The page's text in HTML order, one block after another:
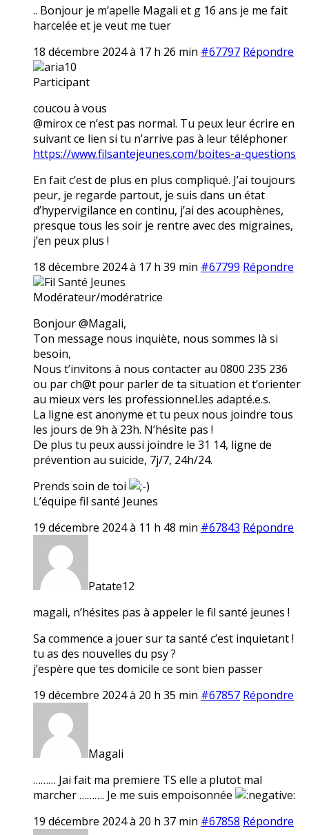
.. Bonjour je m’apelle Magali et g 16 ans je me fait
harcelée et je veut me tuer
18 décembre 2024 à 17 h 26 min #67797 Répondre
aria10
Participant
coucou à vous
@mirox ce n’est pas normal. Tu peux leur écrire en
suivant ce lien si tu n’arrive pas à leur téléphoner
https://www.filsantejeunes.com/boites-a-questions
En fait c’est de plus en plus compliqué. J’ai toujours
peur, je regarde partout, je suis dans un état
d’hypervigilance en continu, j’ai des acouphènes,
presque tous les soir je rentre avec des migraines,
j’en peux plus !
18 décembre 2024 à 17 h 39 min #67799 Répondre
Fil Santé Jeunes
Modérateur/modératrice
Bonjour @Magali,
Ton message nous inquiète, nous sommes là si
besoin,
Nous t’invitons à nous contacter au 0800 235 236
ou par ch@t pour parler de ta situation et t’orienter
au mieux vers les professionnel.les adapté.e.s.
La ligne est anonyme et tu peux nous joindre tous
les jours de 9h à 23h. N’hésite pas !
De plus tu peux aussi joindre le 31 14, ligne de
prévention au suicide, 7j/7, 24h/24.
Prends soin de toi
L’équipe fil santé Jeunes
19 décembre 2024 à 11 h 48 min #67843 Répondre
Patate12
magali, n’hésites pas à appeler le fil santé jeunes !
Sa commence a jouer sur ta santé c’est inquietant !
tu as des nouvelles du psy ?
j’espère que tes domicile ce sont bien passer
19 décembre 2024 à 20 h 35 min #67857 Répondre
Magali
……… Jai fait ma premiere TS elle a plutot mal
marcher ………. Je me suis empoisonnée
19 décembre 2024 à 20 h 37 min #67858 Répondre